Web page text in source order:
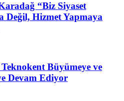
“Biz Siyaset
Değil, Hizmet Yapmaya
Büyümeye ve
Devam Ediyor